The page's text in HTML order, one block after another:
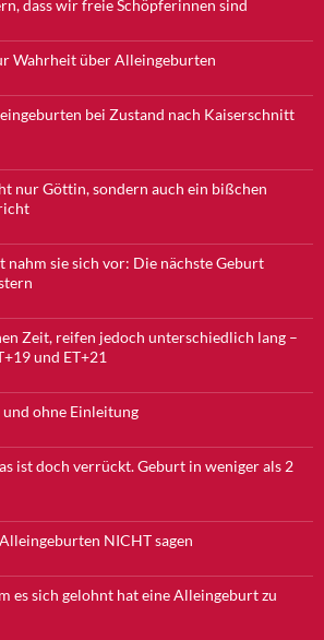
dass wir freie Schöpferinnen sind
Wahrheit über Alleingeburten
bei Zustand nach Kaiserschnitt
nur Göttin, sondern auch ein bißchen
nahm sie sich vor: Die nächste Geburt
Zeit, reifen jedoch unterschiedlich lang –
und ET+21
und ohne Einleitung
ist doch verrückt. Geburt in weniger als 2
NICHT sagen
es sich gelohnt hat eine Alleingeburt zu